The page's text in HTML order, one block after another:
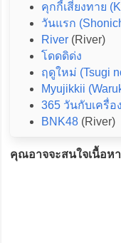
คุกกี้เสี่ยงทาย
วันแรก
River(River)
โดดดิด่ง
ฤดูใหม่ (Tsugi
Myujikkii
365 วันกับเครื่
BNK48(River)
คุณอาจจะสนใจเนื้อห